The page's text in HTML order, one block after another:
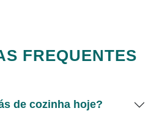
FREQUENTES
de cozinha hoje?